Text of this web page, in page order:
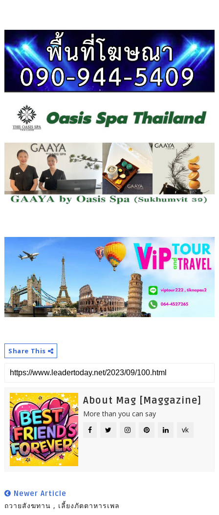
Share This
About Mag [Maggazine]
More than you can say
vk
Newer Article
ถวายสังฆทาน , เลี้ยงภัตตาหารเพล